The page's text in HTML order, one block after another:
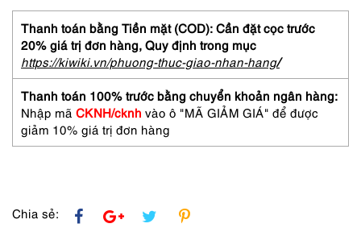
Marine
pour
homme
EDT
50ml-
Nước
hoa
nam-
Chưa
lượng
Thanh toán bằng Tiền mặt (COD): Cần đặt cọc trước
20% giá trị đơn hàng, Quy định trong mục
https://kiwiki.vn/phuong-thuc-giao-nhan-hang/
Thanh toán 100% trước bằng chuyển khoản ngân hàng:
Nhập mã CKNH/cknh vào ô "MÃ GIẢM GIÁ" để được
giảm 10% giá trị đơn hàng
Chia sẻ: